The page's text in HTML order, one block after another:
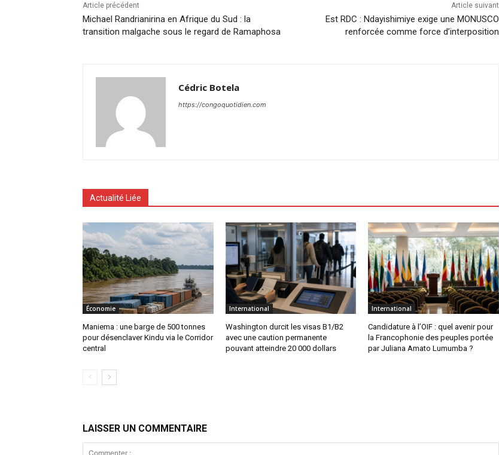
Article précédent
Michael Randrianirina en Afrique du Sud : la
transition malgache sous le regard de Ramaphosa
Article suivant
Est RDC : Ndayishimiye exige une MONUSCO
renforcée comme force d’interposition
Cédric Botela
https://congoquotidien.com
Actualité Liée
Économie
Maniema : une barge de 500 tonnes
pour désenclaver Kindu via le Corridor
central
International
Washington durcit les visas B1/B2
avec une caution permanente
pouvant atteindre 20 000 dollars
International
Candidature à l’OIF : quel avenir pour
la Francophonie des peuples portée
par Juliana Amato Lumumba ?
LAISSER UN COMMENTAIRE